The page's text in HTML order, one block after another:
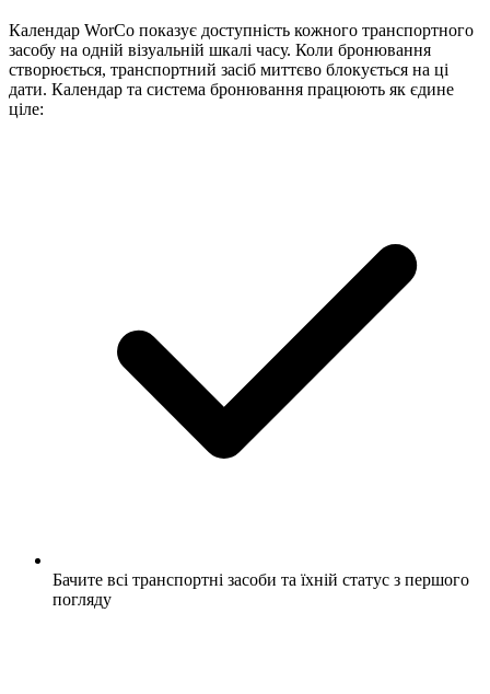
Календар WorCo показує доступність кожного транспортного
засобу на одній візуальній шкалі часу. Коли бронювання
створюється, транспортний засіб миттєво блокується на ці
дати. Календар та система бронювання працюють як єдине
ціле:
Бачите всі транспортні засоби та їхній статус з першого
погляду